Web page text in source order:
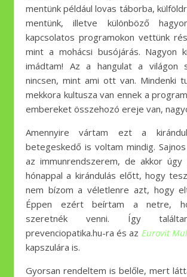
mentünk például lovas táborba,
mentünk, illetve különböző
kapcsolatos programokon vettünk
mint a mohácsi busójárás. Nagyon
imádtam! Az a hangulat a világon
nincsen, mint ami ott van. Mindenki
mekkora kultusza van ennek a
embereket összehozó ereje van,
Amennyire vártam ezt a
betegeskedő is voltam mindig.
az immunrendszerem, de akkor
hónappal a kirándulás előtt, hogy
nem bízom a véletlenre azt, hogy
Éppen ezért beírtam a netre,
szeretnék venni. Így
prevenciopatika.hu-ra és az Eurovit
kapszulára is.
Gyorsan rendeltem is belőle, mert